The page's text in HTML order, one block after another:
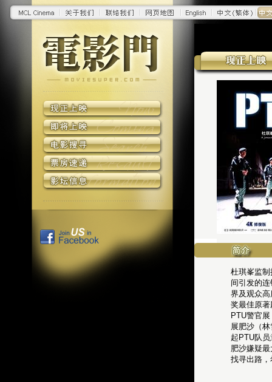
杜琪峯监
间引发的
界及观众
奖最佳原
PTU警官
展肥沙（
起PTU队
肥沙嫌疑
找寻出路